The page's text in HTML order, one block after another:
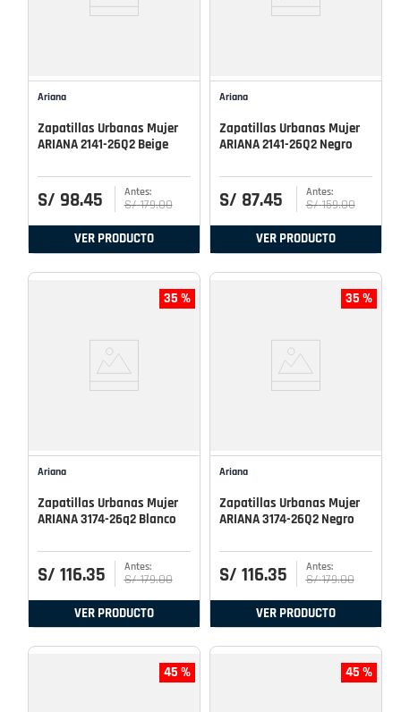
Ariana
Zapatillas Urbanas Mujer
ARIANA 2141-26Q2 Beige
S/ 98.45 S/ 179.00
VER PRODUCTO
Ariana
Zapatillas Urbanas Mujer
ARIANA 2141-26Q2 Negro
S/ 87.45 S/ 159.00
VER PRODUCTO
35 %
Ariana
Zapatillas Urbanas Mujer
ARIANA 3174-26q2 Blanco
S/ 116.35 S/ 179.00
VER PRODUCTO
35 %
Ariana
Zapatillas Urbanas Mujer
ARIANA 3174-26Q2 Negro
S/ 116.35 S/ 179.00
VER PRODUCTO
45 % 45 %